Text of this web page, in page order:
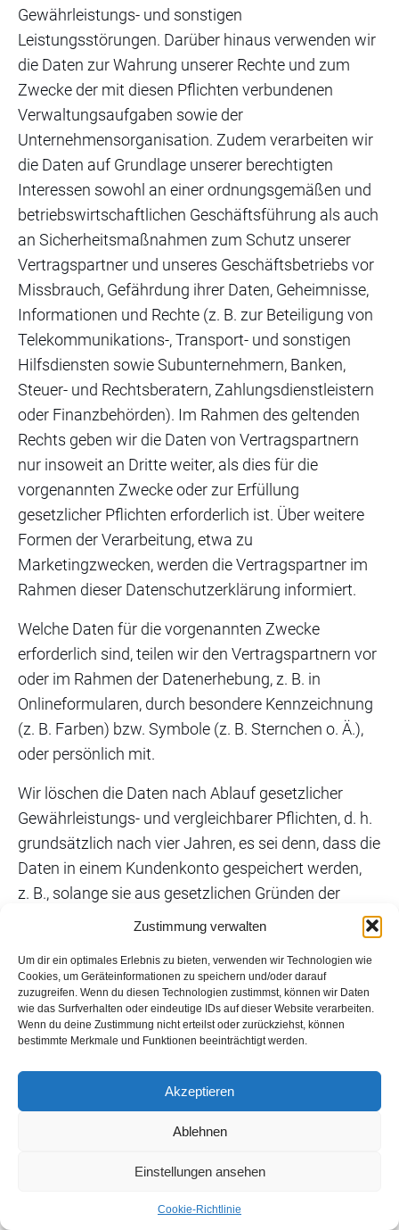
Zustimmung verwalten
Um dir ein optimales Erlebnis zu bieten, verwenden wir Technologien wie
Cookies, um Geräteinformationen zu speichern und/oder darauf
zuzugreifen. Wenn du diesen Technologien zustimmst, können wir Daten
wie das Surfverhalten oder eindeutige IDs auf dieser Website verarbeiten.
Wenn du deine Zustimmung nicht erteilst oder zurückziehst, können
bestimmte Merkmale und Funktionen beeinträchtigt werden.
Akzeptieren
Ablehnen
Einstellungen ansehen
Cookie-Richtlinie
Gewährleistungs- und sonstigen
Leistungsstörungen. Darüber hinaus verwenden wir
die Daten zur Wahrung unserer Rechte und zum
Zwecke der mit diesen Pflichten verbundenen
Verwaltungsaufgaben sowie der
Unternehmensorganisation. Zudem verarbeiten wir
die Daten auf Grundlage unserer berechtigten
Interessen sowohl an einer ordnungsgemäßen und
betriebswirtschaftlichen Geschäftsführung als auch
an Sicherheitsmaßnahmen zum Schutz unserer
Vertragspartner und unseres Geschäftsbetriebs vor
Missbrauch, Gefährdung ihrer Daten, Geheimnisse,
Informationen und Rechte (z. B. zur Beteiligung von
Telekommunikations-, Transport- und sonstigen
Hilfsdiensten sowie Subunternehmern, Banken,
Steuer- und Rechtsberatern, Zahlungsdienstleistern
oder Finanzbehörden). Im Rahmen des geltenden
Rechts geben wir die Daten von Vertragspartnern
nur insoweit an Dritte weiter, als dies für die
vorgenannten Zwecke oder zur Erfüllung
gesetzlicher Pflichten erforderlich ist. Über weitere
Formen der Verarbeitung, etwa zu
Marketingzwecken, werden die Vertragspartner im
Rahmen dieser Datenschutzerklärung informiert.
Welche Daten für die vorgenannten Zwecke
erforderlich sind, teilen wir den Vertragspartnern vor
oder im Rahmen der Datenerhebung, z. B. in
Onlineformularen, durch besondere Kennzeichnung
(z. B. Farben) bzw. Symbole (z. B. Sternchen o. Ä.),
oder persönlich mit.
Wir löschen die Daten nach Ablauf gesetzlicher
Gewährleistungs- und vergleichbarer Pflichten, d. h.
grundsätzlich nach vier Jahren, es sei denn, dass die
Daten in einem Kundenkonto gespeichert werden,
z. B., solange sie aus gesetzlichen Gründen der
Archivierung aufbewahrt werden müssen (etwa für
uns im Rahmen eines Auftrags durch den
Vertragspartner offengelegt wurden, löschen wir
entsprechend den Vorgaben und grundsätzlich nach
Ende des Auftrags.
Verarbeitete Datenarten:
der vollständige Name, Wohnadresse,
Kontaktinformationen, Kundennummer, etc.);
Rechnungen, Zahlungshistorie); Kontaktdaten
(z. B. Post- und E-Mail-Adressen oder